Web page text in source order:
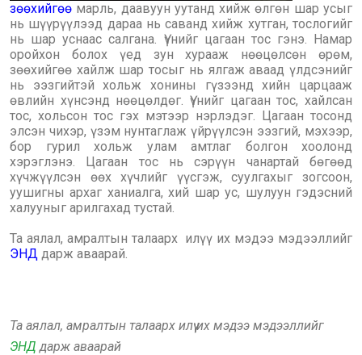
зөөхийгөө марль, даавуун уутанд хийж өлгөн шар усыг
нь шүүрүүлээд дараа нь саванд хийж хутган, тослогийг
нь шар уснаас салгана. Үүнийг цагаан тос гэнэ. Намар
оройхон болох үед зун хурааж нөөцөлсөн өрөм,
зөөхийгөө хайлж шар тосыг нь ялгаж аваад үлдсэнийг
нь ээзгийтэй хольж хонины гүзээнд хийн царцааж
өвлийн хүнсэнд нөөцөлдөг. Үүнийг цагаан тос, хайлсан
тос, хольсон тос гэх мэтээр нэрлэдэг. Цагаан тосонд
элсэн чихэр, үзэм нунтаглаж үйрүүлсэн ээзгий, мэхээр,
бор гурил хольж улам амтлаг болгон хоолонд
хэрэглэнэ. Цагаан тос нь сэрүүн чанартай бөгөөд
хүчжүүлсэн өөх хүчлийг үүсгэж, суулгахыг зогсоон,
уушигны архаг ханиалга, хий шар ус, шулуун гэдэсний
халууныг арилгахад тустай.
Та аялал, амралтын талаарх илүү их мэдээ мэдээллийг
ЭНД дарж аваарай.
Та аялал, амралтын талаарх илүү их мэдээ мэдээллийг
ЭНД дарж аваарай